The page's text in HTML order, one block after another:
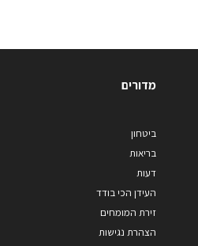
מדורים
ביטחון
בריאות
דעות
העידן הכי בודד
זירת המומחים
הצהרת נגישות